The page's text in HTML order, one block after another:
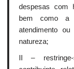
despesas com
bem como a
atendimento
natureza;
II –